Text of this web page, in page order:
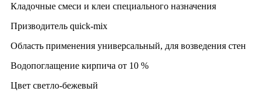
Кладочные смеси и клеи специального назначения
Призводитель quick-mix
Область применения универсальный, для возведения стен
Водопоглащение кирпича от 10 %
Цвет светло-бежевый